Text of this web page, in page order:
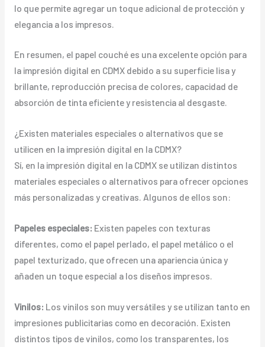
lo que permite agregar un toque adicional de protección y
elegancia a los impresos.
En resumen, el papel couché es una excelente opción para
la impresión digital en CDMX debido a su superficie lisa y
brillante, reproducción precisa de colores, capacidad de
absorción de tinta eficiente y resistencia al desgaste.
¿Existen materiales especiales o alternativos que se
utilicen en la impresión digital en la CDMX?
Sí, en la impresión digital en la CDMX se utilizan distintos
materiales especiales o alternativos para ofrecer opciones
más personalizadas y creativas. Algunos de ellos son:
Papeles especiales: Existen papeles con texturas
diferentes, como el papel perlado, el papel metálico o el
papel texturizado, que ofrecen una apariencia única y
añaden un toque especial a los diseños impresos.
Vinilos: Los vinilos son muy versátiles y se utilizan tanto en
impresiones publicitarias como en decoración. Existen
distintos tipos de vinilos, como los transparentes, los